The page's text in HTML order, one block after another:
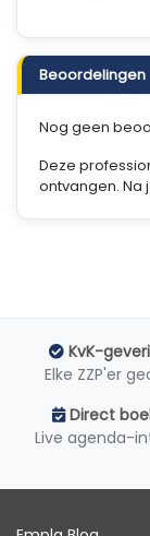
Beoordelingen
Nog geen
Deze
ontvangen. Na
KvK-
Elke ZZP'er
Direct
Live agenda-